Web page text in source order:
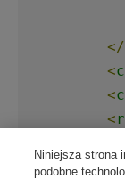
</
<
<
<
</shipment
Niniejsza strona
podobne